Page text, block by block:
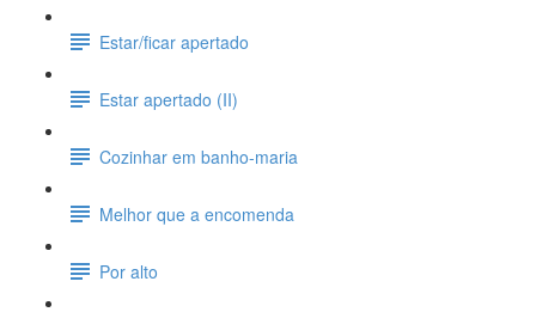
Estar/ficar apertado
Estar apertado (II)
Cozinhar em banho-maria
Melhor que a encomenda
Por alto